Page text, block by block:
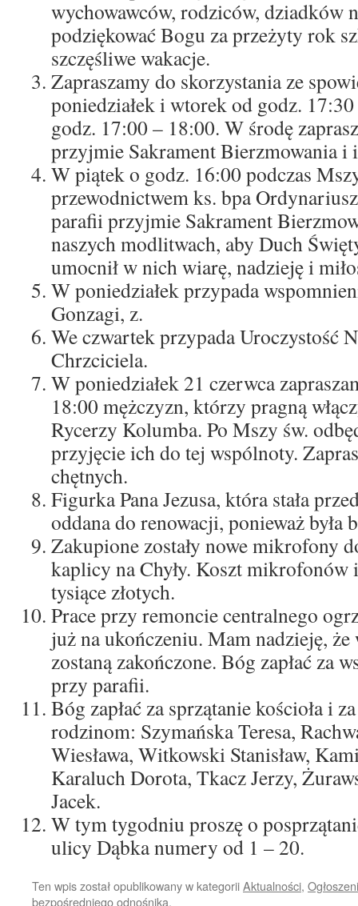
wychowawców, rodziców, dziadków
podziękować Bogu za przeżyty rok
szczęśliwe wakacje.
Zapraszamy do skorzystania ze
poniedziałek i wtorek od godz.
godz. 17:00 – 18:00. W środę
przyjmie Sakrament Bierzmowania i
W piątek o godz. 16:00 podczas
przewodnictwem ks. bpa
parafii przyjmie Sakrament
naszych modlitwach, aby Duch
umocnił w nich wiarę, nadzieję i
W poniedziałek przypada
Gonzagi, z.
We czwartek przypada Uroczystość
Chrzciciela.
W poniedziałek 21 czerwca
18:00 mężczyzn, którzy pragną
Rycerzy Kolumba. Po Mszy św.
przyjęcie ich do tej wspólnoty.
chętnych.
Figurka Pana Jezusa, która stała
oddana do renowacji, ponieważ była
Zakupione zostały nowe mikrofony
kaplicy na Chyły. Koszt mikrofonów
tysiące złotych.
Prace przy remoncie centralnego
już na ukończeniu. Mam nadzieję,
zostaną zakończone. Bóg zapłać za
przy parafii.
Bóg zapłać za sprzątanie kościoła i
rodzinom: Szymańska Teresa,
Wiesława, Witkowski Stanisław,
Karaluch Dorota, Tkacz Jerzy,
Jacek.
W tym tygodniu proszę o
ulicy Dąbka numery od 1 – 20.
Ten wpis został opublikowany w kategoriiAktualności,
bezpośredniego odnośnika.